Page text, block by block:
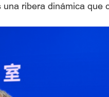
ribera dinámica que